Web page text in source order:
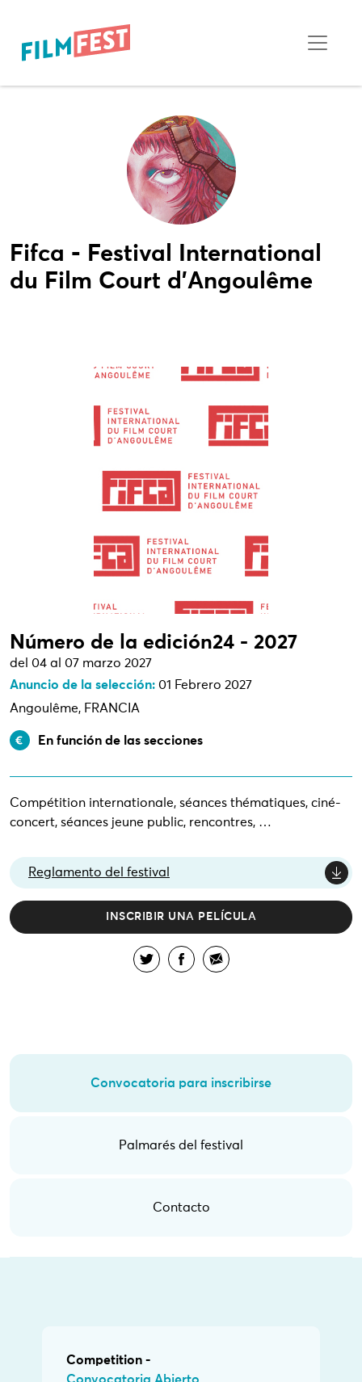
Fifca - Festival International
du Film Court d'Angoulême
Número de la edición24 - 2027
del 04 al 07 marzo 2027
Anuncio de la selección: 01 Febrero 2027
Angoulême, FRANCIA
En función de las secciones
Compétition internationale, séances thématiques, ciné-
concert, séances jeune public, rencontres, …
Reglamento del festival
INSCRIBIR UNA PELÍCULA
Convocatoria para inscribirse
Palmarés del festival
Contacto
Competition -